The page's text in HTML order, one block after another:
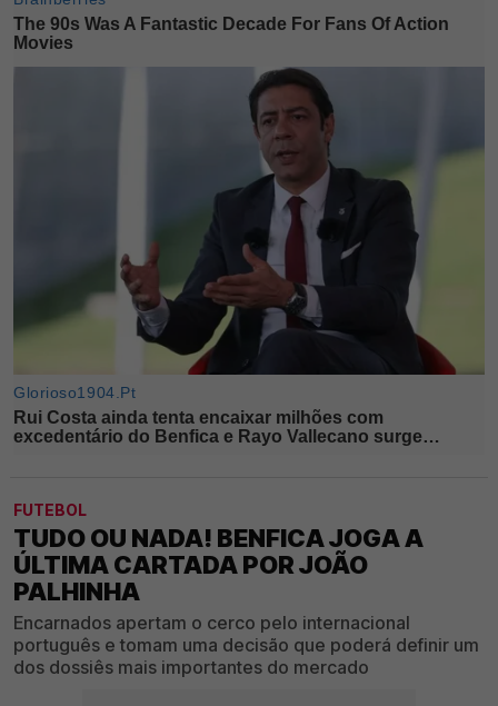
FUTEBOL
TUDO OU NADA! BENFICA JOGA A
ÚLTIMA CARTADA POR JOÃO
PALHINHA
Encarnados apertam o cerco pelo internacional
português e tomam uma decisão que poderá definir um
dos dossiês mais importantes do mercado